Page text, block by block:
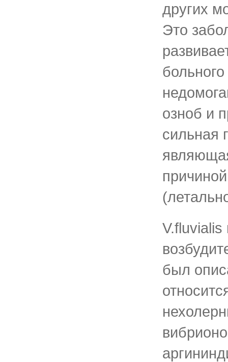
других
Это
озноб и
сильная
V.fluvialis
был